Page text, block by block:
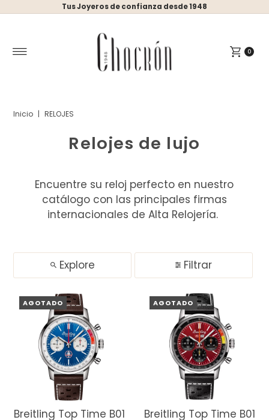
Ir directamente al contenido
Tus Joyeros de confianza desde 1948
0
Inicio | RELOJES
Relojes de lujo
Encuentre su reloj perfecto en nuestro
catálogo con las principales firmas
internacionales de Alta Relojería.
Explore Filtrar
AGOTADO
Breitling Top Time B01
AGOTADO
Breitling Top Time B01